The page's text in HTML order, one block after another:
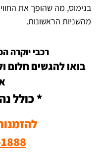
בנימוס, מה שהופך את
מהשניות הראשונות.
רכבי יוקרה
בואו להגשים חלום
* כולל